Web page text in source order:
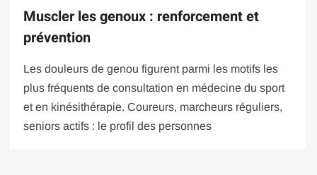
Muscler les genoux : renforcement et
prévention
Les douleurs de genou figurent parmi les motifs les
plus fréquents de consultation en médecine du sport
et en kinésithérapie. Coureurs, marcheurs réguliers,
seniors actifs : le profil des personnes